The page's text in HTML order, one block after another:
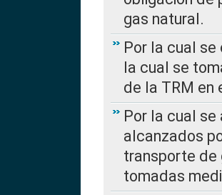
gas natural.
Por la cual se
la cual se
de la TRM en
Por la cual
alcanzados
transporte de
tomadas